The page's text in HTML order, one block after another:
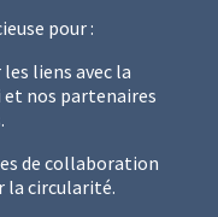
pour :
liens avec la
nos partenaires
de collaboration
la circularité.